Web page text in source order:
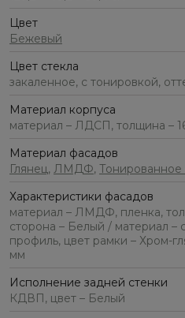
Цвет
Бежевый
Цвет стекла
закаленное, с тонировкой,
Материал корпуса
материал – ЛДСП, толщина –
Материал фасадов
Глянец, ЛМДФ, Тонированное
Характеристики фасадов
материал – ЛМДФ, пленка,
сторона – Белый / материал –
профиль, цвет рамки – Хром-
мм
Исполнение задней стенки
КДВП, цвет – Белый